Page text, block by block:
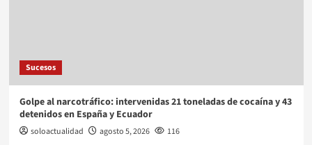
Sucesos
Golpe al narcotráfico: intervenidas 21 toneladas de cocaína y 43
detenidos en España y Ecuador
soloactualidad agosto 5, 2026 116